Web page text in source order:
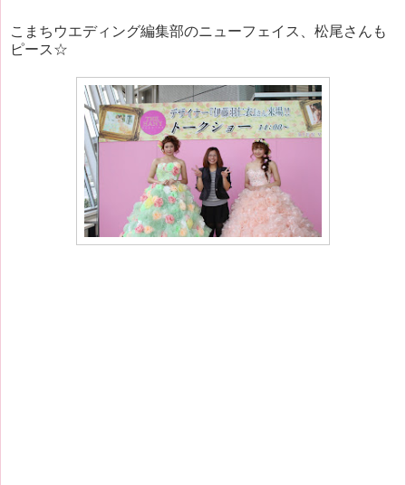
こまちウエディング編集部のニューフェイス、松尾さんも
ピース☆